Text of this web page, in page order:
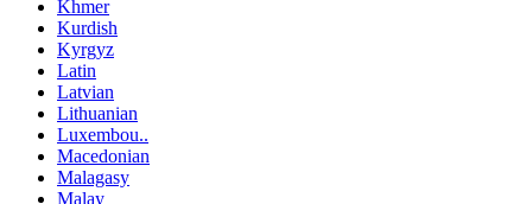
Khmer
Kurdish
Kyrgyz
Latin
Latvian
Lithuanian
Luxembou..
Macedonian
Malagasy
Malay